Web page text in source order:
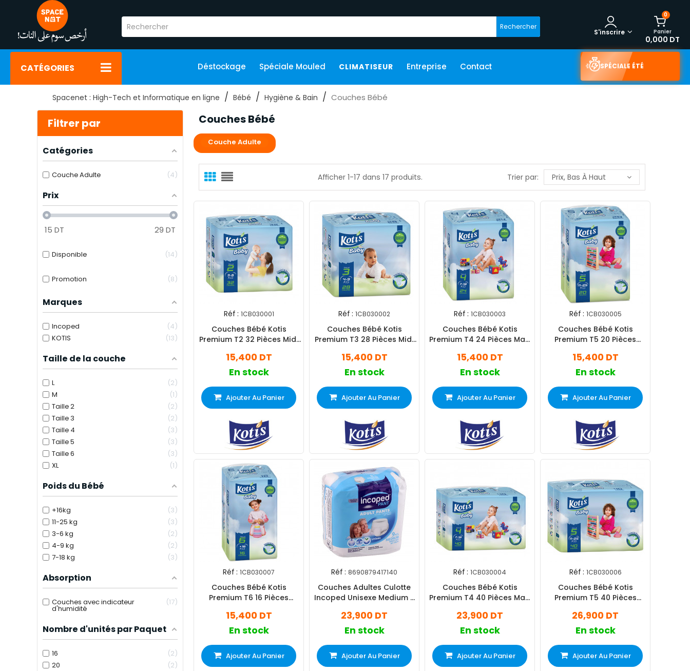
Rechercher
0
Panier
0,000 DT
S'inscrire
CATÉGORIES Déstockage Spéciale Mouled CLIMATISEUR Entreprise Contact SPÉCIALE ÉTÉ
Spacenet : High-Tech et Informatique en ligne Bébé Hygiène & Bain Couches Bébé
Filtrer par
Catégories
Couche Adulte 4
Prix
15 DT 29 DT
Disponible 14
Promotion 8
Marques
Incoped
4
KOTIS
13
Taille de la couche
L
2
M
1
Taille 2
2
Taille 3
2
Taille 4
3
Taille 5
3
Taille 6
3
XL
1
Poids du Bébé
+16kg
3
11-25 kg
3
3-6 kg
2
4-9 kg
2
7-18 kg
3
Absorption
Couches avec indicateur
d'humidité
17
Nombre d'unités par Paquet
16
2
20
2
Couches Bébé
Couche Adulte
Afficher 1-17 dans 17 produits. Trier par: Prix, Bas À Haut
Réf : 1CB030001
Couches Bébé Kotis
Premium T2 32 Pièces Midi
15,400 DT
En stock
Ajouter Au Panier
Réf : 1CB030002
Couches Bébé Kotis
Premium T3 28 Pièces Midi
15,400 DT
En stock
Ajouter Au Panier
Réf : 1CB030003
Couches Bébé Kotis
Premium T4 24 Pièces Maxi
15,400 DT
En stock
Ajouter Au Panier
Réf : 1CB030005
Couches Bébé Kotis
Premium T5 20 Pièces
15,400 DT
En stock
Ajouter Au Panier
Réf : 1CB030007
Couches Bébé Kotis
Premium T6 16 Pièces
15,400 DT
En stock
Ajouter Au Panier
Réf : 8690879417140
Couches Adultes Culotte
Incoped Unisexe Medium 9
23,900 DT
En stock
Ajouter Au Panier
Réf : 1CB030004
Couches Bébé Kotis
Premium T4 40 Pièces Maxi
23,900 DT
En stock
Ajouter Au Panier
Réf : 1CB030006
Couches Bébé Kotis
Premium T5 40 Pièces
26,900 DT
En stock
Ajouter Au Panier